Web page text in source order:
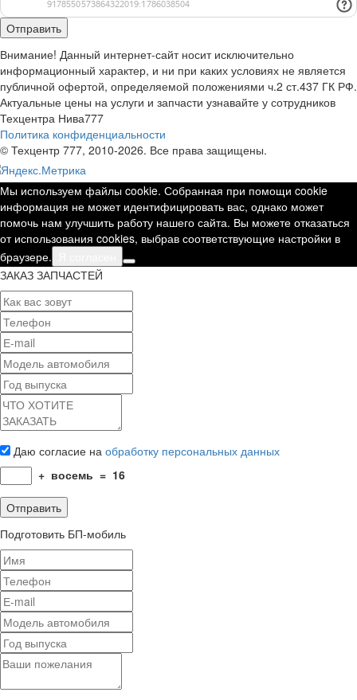
Внимание! Данный интернет-сайт носит исключительно
информационный характер, и ни при каких условиях не является
публичной офертой, определяемой положениями ч.2 ст.437 ГК РФ.
Актуальные цены на услуги и запчасти узнавайте у сотрудников
Техцентра Нива777
Политика конфиденциальности
© Техцентр 777, 2010-2026. Все права защищены.
Мы используем файлы cookie. Собранная при помощи cookie
информация не может идентифицировать вас, однако может
помочь нам улучшить работу нашего сайта. Вы можете отказаться
от использования cookies, выбрав соответствующие настройки в
браузере.
ЗАКАЗ ЗАПЧАСТЕЙ
Даю согласие на обработку персональных данных
+ восемь = 16
Подготовить БП-мобиль